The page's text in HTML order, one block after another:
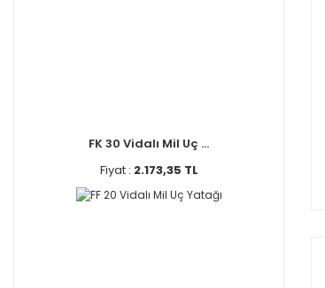
FK 30 Vidalı Mil Uç ...
Fiyat : 2.173,35 TL